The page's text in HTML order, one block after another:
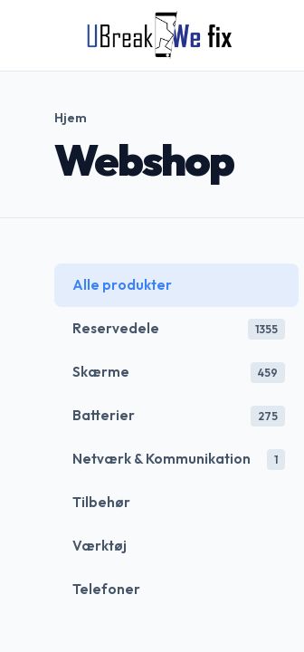
Hjem
Webshop
Alle produkter
Reservedele 1355
Skærme 459
Batterier 275
Netværk & Kommunikation 1
Tilbehør
Værktøj
Telefoner